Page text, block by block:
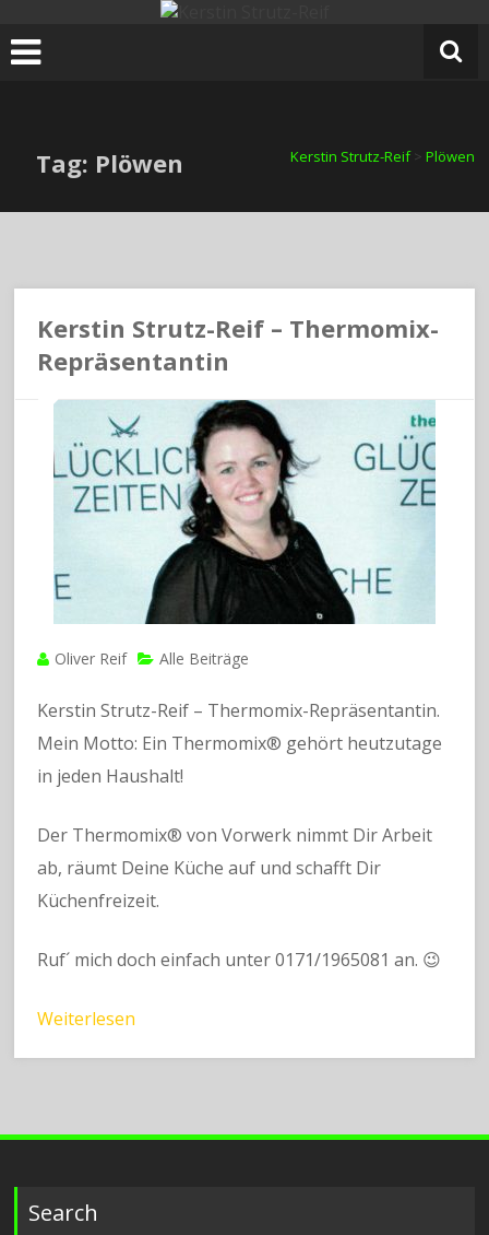
Inhalt
springen
Tag: Plöwen Kerstin Strutz-Reif> Plöwen
Kerstin Strutz-Reif – Thermomix-
Repräsentantin
Oliver Reif Alle Beiträge
Kerstin Strutz-Reif – Thermomix-Repräsentantin.
Mein Motto: Ein Thermomix® gehört heutzutage
in jeden Haushalt!
Der Thermomix® von Vorwerk nimmt Dir Arbeit
ab, räumt Deine Küche auf und schafft Dir
Küchenfreizeit.
Ruf´ mich doch einfach unter 0171/1965081 an. 😉
Weiterlesen
Search